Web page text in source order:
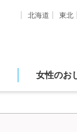
北海道 東北
女性のお